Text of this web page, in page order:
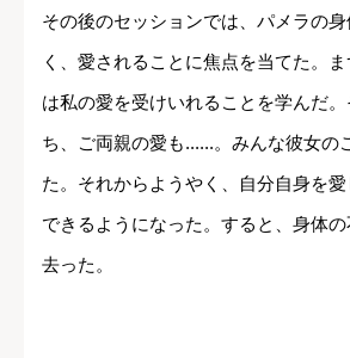
その後のセッションでは、パメラの
く、愛されることに焦点を当てた。
は私の愛を受けいれることを学んだ
ち、ご両親の愛も......。みんな彼女の
た。それからようやく、自分自身を
できるようになった。すると、身体の
去った。